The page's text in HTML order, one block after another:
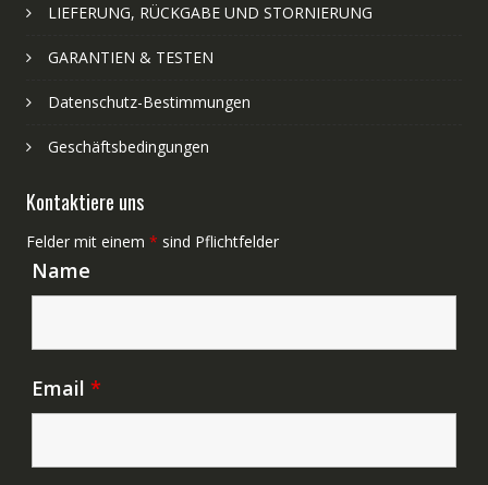
LIEFERUNG, RÜCKGABE UND STORNIERUNG
GARANTIEN & TESTEN
Datenschutz-Bestimmungen
Geschäftsbedingungen
Kontaktiere uns
Felder mit einem * sind Pflichtfelder
Name
Email *